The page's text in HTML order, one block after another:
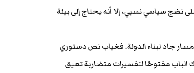
نضج سياسي نسبي، إلا أنه يحتاج إلى بيئة
جاد لبناء الدولة. فغياب نص دستوري
الباب مفتوحًا لتفسيرات متضاربة تعيق